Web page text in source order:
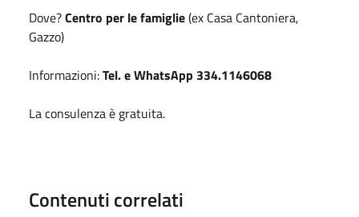
Dove?Centro per le famiglie(ex Casa Cantoniera,
Gazzo)
Informazioni:Tel. e WhatsApp 334.1146068
La consulenza è gratuita.
Contenuti correlati